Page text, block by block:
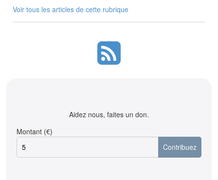
Voir tous les articles de cette rubrique
Aidez nous, faites un don.
Montant (€)